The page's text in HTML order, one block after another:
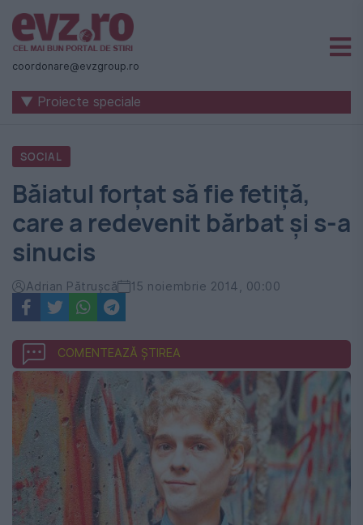
Știri
naționale
internaționale
România
-
Evenimentul
Zilei
coordonare@evzgroup.ro
▼ Proiecte speciale
SOCIAL
Băiatul forțat să fie fetiță,
care a redevenit bărbat și s-a
sinucis
Adrian Pătrușcă 15 noiembrie 2014, 00:00
COMENTEAZĂ ȘTIREA